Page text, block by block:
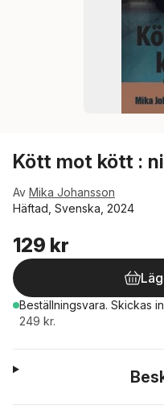
Kött mot kött :
Av Mika Johansson
Häftad, Svenska, 2024
129 kr
Beställningsvara. Skickas
249 kr.